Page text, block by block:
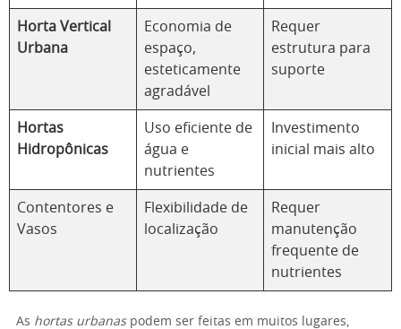
Horta Vertical
Urbana
Economia de
espaço,
esteticamente
agradável
Requer
estrutura para
suporte
Hortas
Hidropônicas
Uso eficiente de
água e
nutrientes
Investimento
inicial mais alto
Contentores e
Vasos
Flexibilidade de
localização
Requer
manutenção
frequente de
nutrientes
As hortas urbanaspodem ser feitas em muitos lugares,